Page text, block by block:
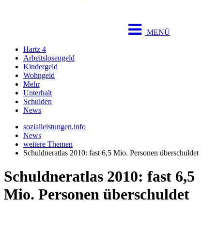
MENÜ
Hartz 4
Arbeitslosengeld
Kindergeld
Wohngeld
Mehr
Unterhalt
Schulden
News
sozialleistungen.info
News
weitere Themen
Schuldneratlas 2010: fast 6,5 Mio. Personen überschuldet
Schuldneratlas 2010: fast 6,5
Mio. Personen überschuldet